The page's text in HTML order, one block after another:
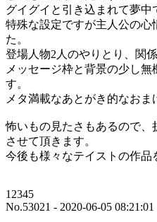
グイグイと引き込まれて夢中
特殊な設定ですが主人公の心
た。
登場人物2人のやりとり、関
メッセージ枠と背景の少し
す。
メタ満載なあとがき的なおま
怖いもの見たさもあるので、
させて頂きます。
今後も様々なテイストの作品
12345
No.53021 - 2020-06-05 08:21:01